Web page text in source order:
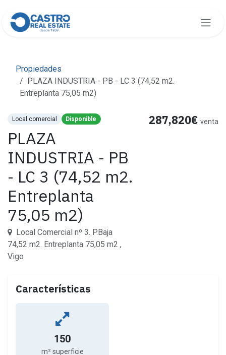
Propiedades
PLAZA INDUSTRIA - PB - LC 3 (74,52 m2.
Entreplanta 75,05 m2)
Local comercial Disponible
PLAZA
INDUSTRIA - PB
- LC 3 (74,52 m2.
Entreplanta
75,05 m2)
Local Comercial nº 3. P.Baja
74,52 m2. Entreplanta 75,05 m2 ,
Vigo
287,820€ venta
Características
150
m² superficie